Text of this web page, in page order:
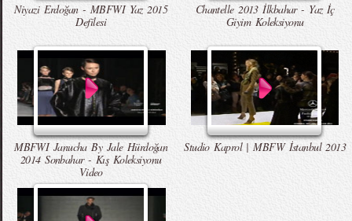
Niyazi Erdoğan - MBFWI Yaz 2015
Defilesi
Chantelle 2013 İlkbahar - Yaz İç
Giyim Koleksiyonu
MBFWI Janucha By Jale Hürdoğan
2014 Sonbahar - Kış Koleksiyonu
Video
Studio Kaprol | MBFW İstanbul 2013